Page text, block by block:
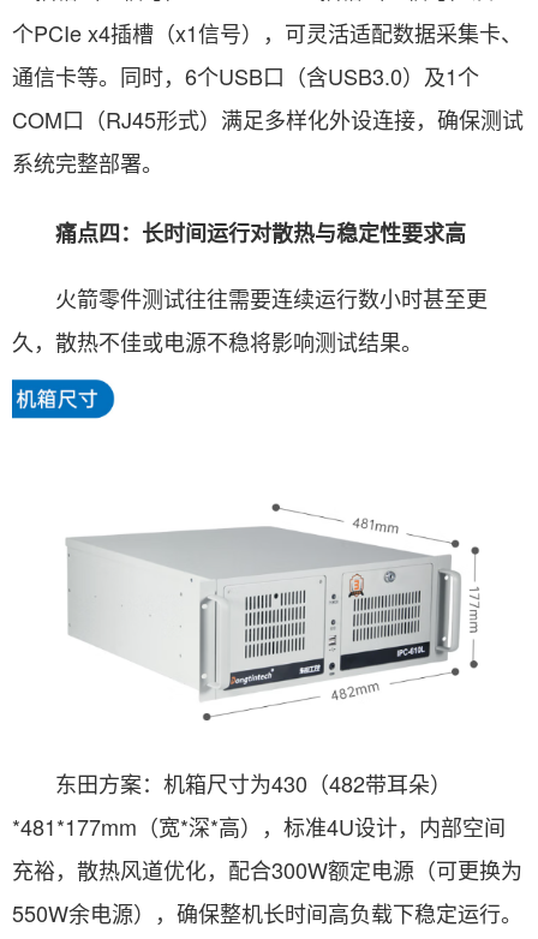
个PCIe x4插槽（x1信号），可灵活适配数据采集卡、
通信卡等。同时，6个USB口（含USB3.0）及1个
COM口（RJ45形式）满足多样化外设连接，确保测试
系统完整部署。
痛点四：长时间运行对散热与稳定性要求高
火箭零件测试往往需要连续运行数小时甚至更
久，散热不佳或电源不稳将影响测试结果。
东田方案：机箱尺寸为430（482带耳朵）
*481*177mm（宽*深*高），标准4U设计，内部空间
充裕，散热风道优化，配合300W额定电源（可更换为
550W余电源），确保整机长时间高负载下稳定运行。